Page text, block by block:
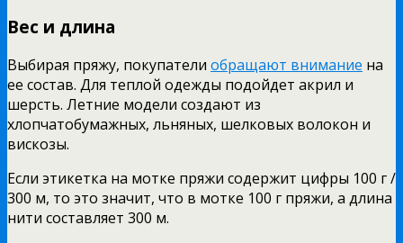
Вес и длина
Выбирая пряжу, покупатели обращают внимание на
ее состав. Для теплой одежды подойдет акрил и
шерсть. Летние модели создают из
хлопчатобумажных, льняных, шелковых волокон и
вискозы.
Если этикетка на мотке пряжи содержит цифры 100 г /
300 м, то это значит, что в мотке 100 г пряжи, а длина
нити составляет 300 м.